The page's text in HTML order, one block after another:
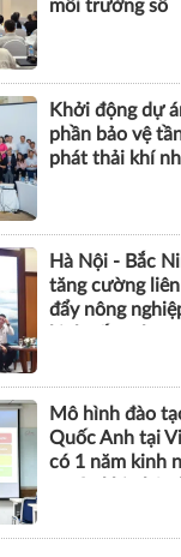
môi trường số
Khởi động dự
phần bảo vệ
phát thải khí
Hà Nội - Bắc
tăng cường
đẩy nông
Mô hình đào
Quốc Anh tại
có 1 năm kinh